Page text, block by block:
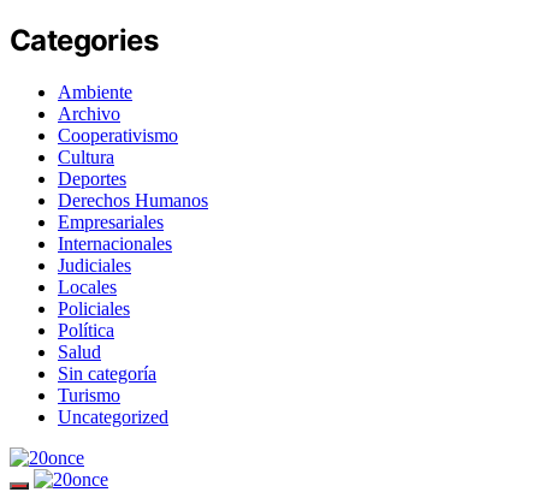
Categories
Ambiente
Archivo
Cooperativismo
Cultura
Deportes
Derechos Humanos
Empresariales
Internacionales
Judiciales
Locales
Policiales
Política
Salud
Sin categoría
Turismo
Uncategorized